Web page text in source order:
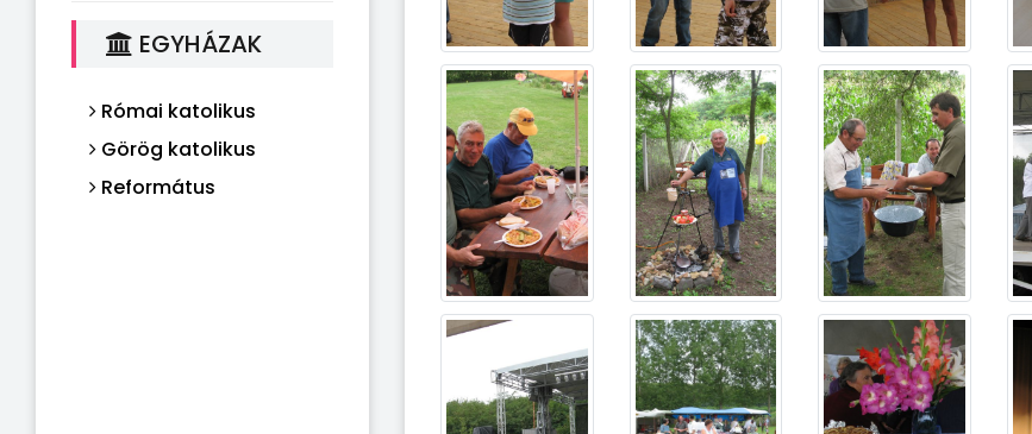
EGYHÁZAK
Római katolikus
Görög katolikus
Református